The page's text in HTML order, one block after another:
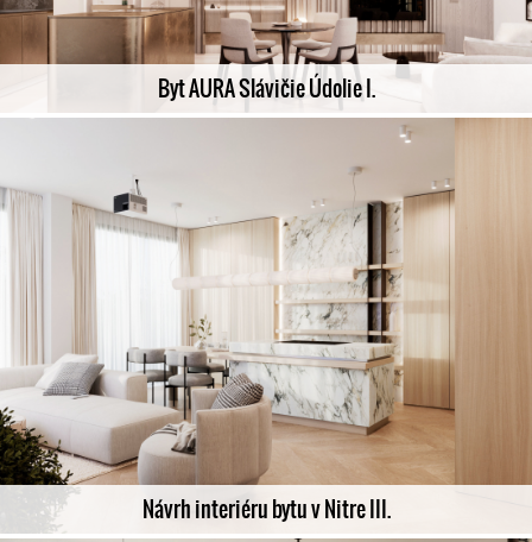
Byt AURA Slávičie Údolie I.
Návrh interiéru bytu v Nitre III.